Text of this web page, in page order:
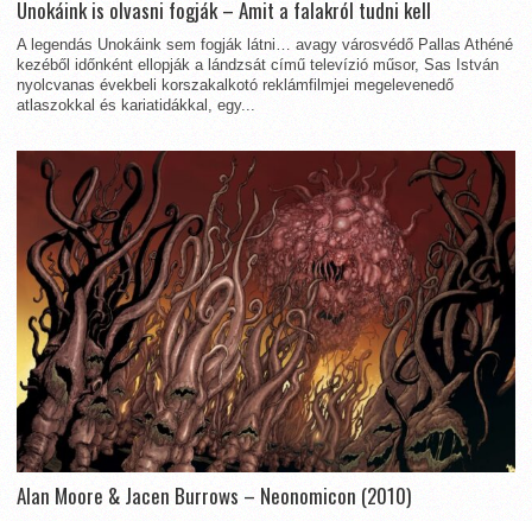
Unokáink is olvasni fogják – Amit a falakról tudni kell
A legendás Unokáink sem fogják látni… avagy városvédő Pallas Athéné
kezéből időnként ellopják a lándzsát című televízió műsor, Sas István
nyolcvanas évekbeli korszakalkotó reklámfilmjei megelevenedő
atlaszokkal és kariatidákkal, egy...
Alan Moore & Jacen Burrows – Neonomicon (2010)